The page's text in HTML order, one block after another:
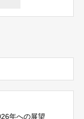
年への展望